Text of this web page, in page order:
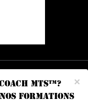
×
MTS™?
FORMATIONS
déposée| Termes